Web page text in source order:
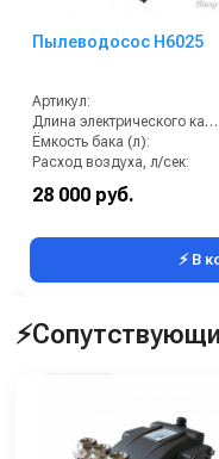
Пылеводосос Н6025
Артикул:
Длина электрического кабеля (м):
Ёмкость бака (л):
Расход воздуха, л/сек:
Напряжение, В:
Страна-производитель:
28 000 руб.
⚡ В